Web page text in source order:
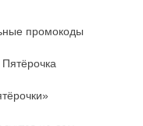
промокоды